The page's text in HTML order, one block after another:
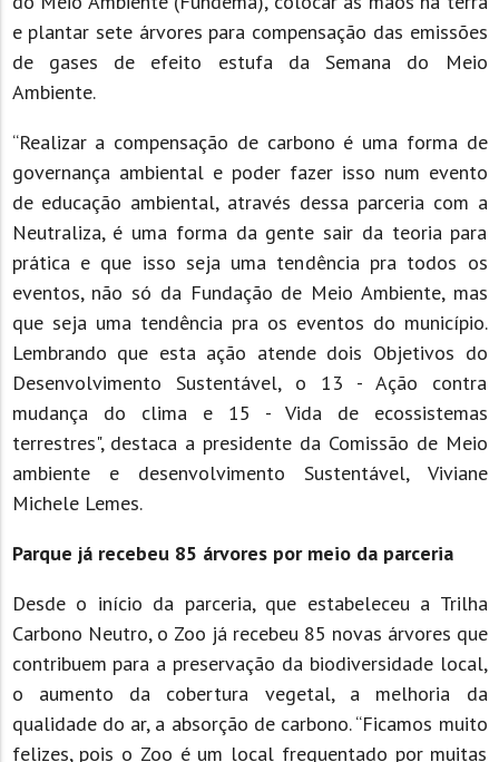
e plantar sete árvores para compensação das emissões
de gases de efeito estufa da Semana do Meio
Ambiente.
“Realizar a compensação de carbono é uma forma de
governança ambiental e poder fazer isso num evento
de educação ambiental, através dessa parceria com a
Neutraliza, é uma forma da gente sair da teoria para
prática e que isso seja uma tendência pra todos os
eventos, não só da Fundação de Meio Ambiente, mas
que seja uma tendência pra os eventos do município.
Lembrando que esta ação atende dois Objetivos do
Desenvolvimento Sustentável, o 13 - Ação contra
mudança do clima e 15 - Vida de ecossistemas
terrestres", destaca a presidente da Comissão de Meio
ambiente e desenvolvimento Sustentável, Viviane
Michele Lemes.
Parque já recebeu 85 árvores por meio da parceria
Desde o início da parceria, que estabeleceu a Trilha
Carbono Neutro, o Zoo já recebeu 85 novas árvores que
contribuem para a preservação da biodiversidade local,
o aumento da cobertura vegetal, a melhoria da
qualidade do ar, a absorção de carbono. “Ficamos muito
felizes, pois o Zoo é um local frequentado por muitas